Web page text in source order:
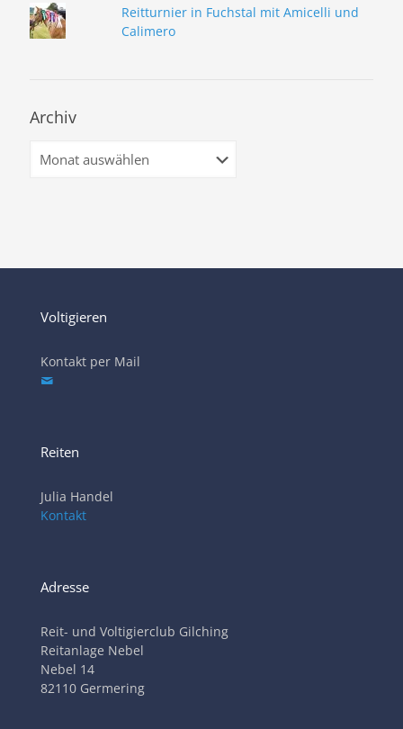
Reitturnier in Fuchstal mit Amicelli und
Calimero
Archiv
Voltigieren
Kontakt per Mail
Reiten
Julia Handel
Kontakt
Adresse
Reit- und Voltigierclub Gilching
Reitanlage Nebel
Nebel 14
82110 Germering